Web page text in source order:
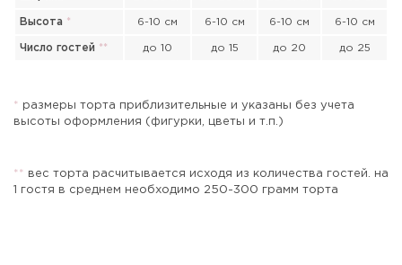
Высота * 6-10 см 6-10 см 6-10 см 6-10 см
Число гостей ** до 10 до 15 до 20 до 25
*
размеры торта приблизительные и указаны без учета
высоты оформления (фигурки, цветы и т.п.)
* *
вес торта расчитывается исходя из количества гостей. на
1 гостя в среднем необходимо 250-300 грамм торта
Прикрепить файл или фото
Отправить